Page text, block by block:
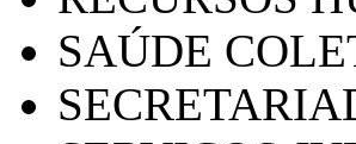
SAÚDE